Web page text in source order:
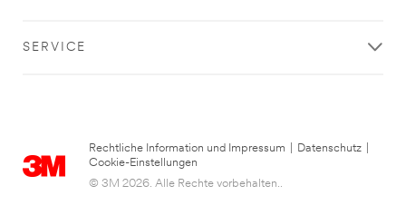
SERVICE
Rechtliche Information und Impressum Datenschutz
Cookie-Einstellungen
© 3M 2026. Alle Rechte vorbehalten..